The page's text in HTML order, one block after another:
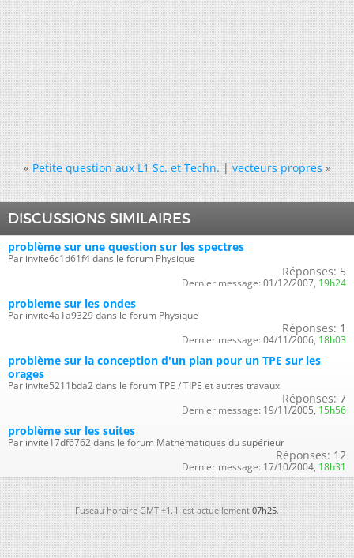
« Petite question aux L1 Sc. et Techn.|vecteurs propres »
DISCUSSIONS SIMILAIRES
problème sur une question sur les spectres
Par invite6c1d61f4 dans le forum Physique
Réponses: 5
Dernier message: 01/12/2007, 19h24
probleme sur les ondes
Par invite4a1a9329 dans le forum Physique
Réponses: 1
Dernier message: 04/11/2006, 18h03
problème sur la conception d'un plan pour un TPE sur les
orages
Par invite5211bda2 dans le forum TPE / TIPE et autres travaux
Réponses: 7
Dernier message: 19/11/2005, 15h56
problème sur les suites
Par invite17df6762 dans le forum Mathématiques du supérieur
Réponses: 12
Dernier message: 17/10/2004, 18h31
Fuseau horaire GMT +1. Il est actuellement07h25.